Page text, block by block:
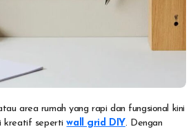
kreatif sepertiwall grid DIY. Dengan